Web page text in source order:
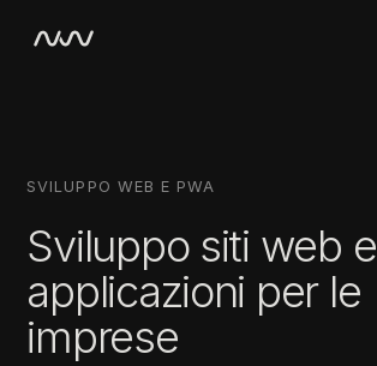
SVILUPPO WEB E PWA
Sviluppo siti web e
applicazioni per le
imprese